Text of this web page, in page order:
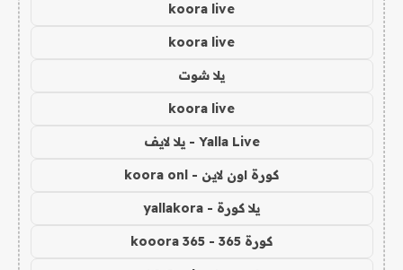
koora live
koora live
يلا شوت
koora live
Yalla Live - يلا لايف
كورة اون لاين - koora onl
يلا كورة - yallakora
كورة 365 - kooora 365